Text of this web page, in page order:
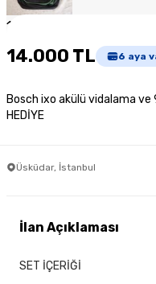
1
14.000 TL 6 aya
Bosch ixo akülü vidalama ve
HEDİYE
Üsküdar, İstanbul
İlan Açıklaması
SET İÇERİĞİ